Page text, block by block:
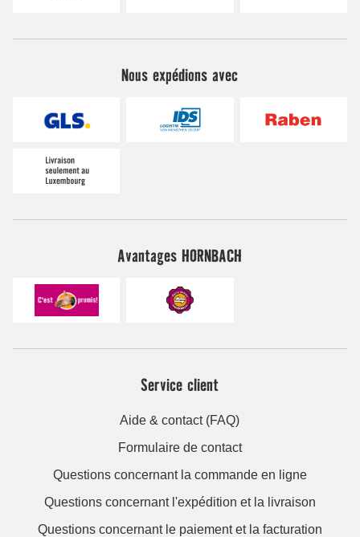
Nous expédions avec
Avantages HORNBACH
Service client
Aide & contact (FAQ)
Formulaire de contact
Questions concernant la commande en ligne
Questions concernant l'expédition et la livraison
Questions concernant le paiement et la facturation